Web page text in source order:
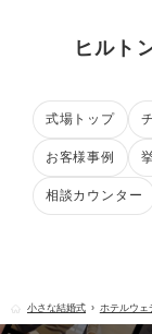
ヒルト
式場トップ
お客様事例
相談カウンター
小さな結婚式 ホテルウェ